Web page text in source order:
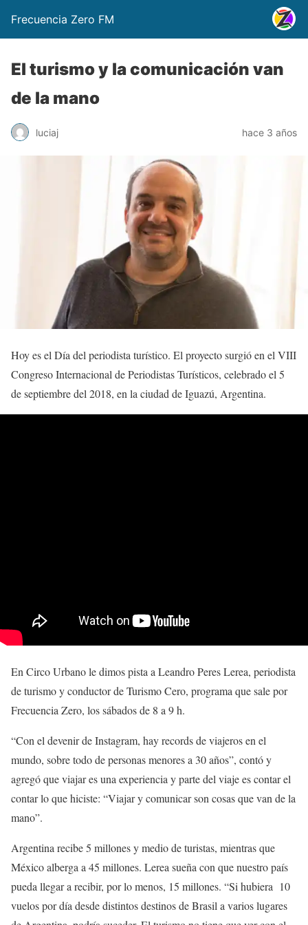
Frecuencia Zero FM
El turismo y la comunicación van
de la mano
luciaj hace 3 años
Hoy es el Día del periodista turístico. El proyecto surgió en el VIII
Congreso Internacional de Periodistas Turísticos, celebrado el 5
de septiembre del 2018, en la ciudad de Iguazú, Argentina.
En Circo Urbano le dimos pista a Leandro Peres Lerea, periodista
de turismo y conductor de Turismo Cero, programa que sale por
Frecuencia Zero, los sábados de 8 a 9 h.
“Con el devenir de Instagram, hay records de viajeros en el
mundo, sobre todo de personas menores a 30 años”, contó y
agregó que viajar es una experiencia y parte del viaje es contar el
contar lo que hiciste: “Viajar y comunicar son cosas que van de la
mano”.
Argentina recibe 5 millones y medio de turistas, mientras que
México alberga a 45 millones. Lerea sueña con que nuestro país
pueda llegar a recibir, por lo menos, 15 millones. “Si hubiera 10
vuelos por día desde distintos destinos de Brasil a varios lugares